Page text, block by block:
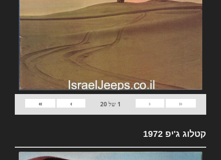
«
‹
1 של20
›
»
קטלוג ג'יפ 1972